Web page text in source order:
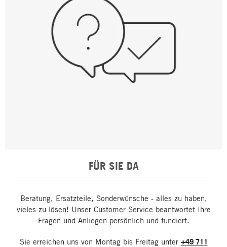
FÜR SIE DA
Beratung, Ersatzteile, Sonderwünsche - alles zu haben,
vieles zu lösen! Unser Customer Service beantwortet Ihre
Fragen und Anliegen persönlich und fundiert.
Sie erreichen uns von Montag bis Freitag unter +49 711